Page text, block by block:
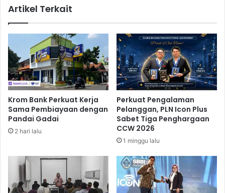
r
a
r
k
i
s
a
t
B
e
a
j
i
Artikel Terkait
Krom Bank Perkuat Kerja
Sama Pembiayaan dengan
Pandai Gadai
2 hari lalu
Perkuat Pengalaman
Pelanggan, PLN Icon Plus
Sabet Tiga Penghargaan
CCW 2026
1 minggu lalu